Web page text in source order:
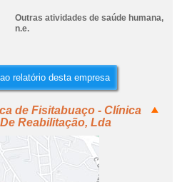
Outras atividades de saúde humana,
n.e.
relatório desta empresa
de Fisitabuaço - Clínica
Reabilitação, Lda